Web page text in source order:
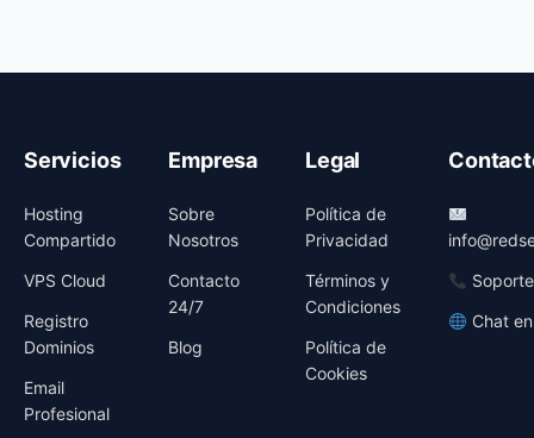
Servicios
Hosting
Compartido
VPS Cloud
Registro
Dominios
Email
Profesional
Empresa
Sobre
Nosotros
Contacto
24/7
Blog
Legal
Política de
Privacidad
Términos y
Condiciones
Política de
Cookies
Chat